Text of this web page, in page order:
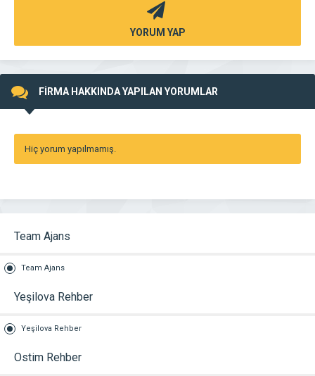
YORUM YAP
FİRMA HAKKINDA YAPILAN YORUMLAR
Hiç yorum yapılmamış.
Team Ajans
Team Ajans
Yeşilova Rehber
Yeşilova Rehber
Ostim Rehber